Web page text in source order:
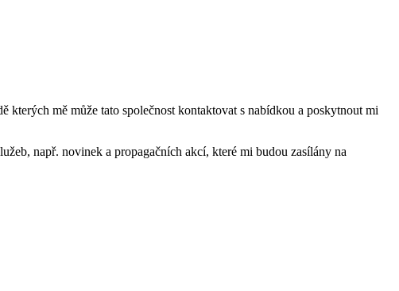
mě může tato společnost kontaktovat s nabídkou a poskytnout mi
např. novinek a propagačních akcí, které mi budou zasílány na